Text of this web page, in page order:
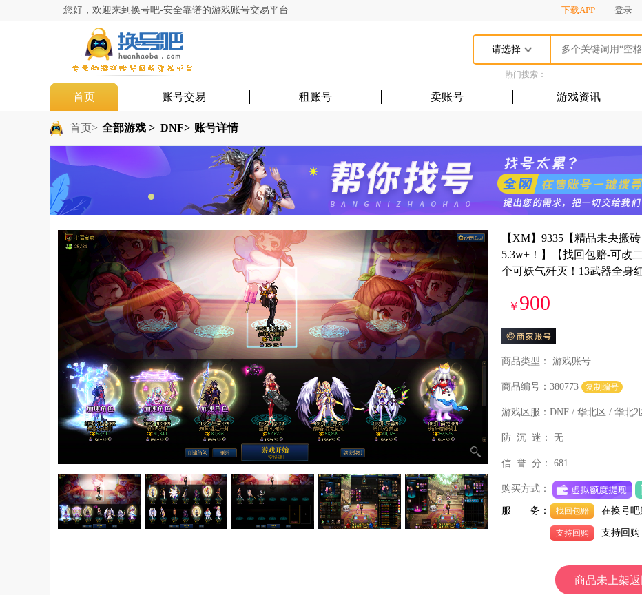
您好，欢迎来到换号吧-安全靠谱的游戏账号交易平台 下载APP 登录
请选择
热门搜索：
首页 账号交易 租账号 卖账号 游戏资讯
首页> 全部游戏 > DNF> 账号详情
【XM】9335【精品未央搬
5.3w+！】【找回包赔-可改
个可妖气歼灭！13武器全身
￥ 900
商品类型： 游戏账号
商品编号：380773 复制编号
游戏区服： DNF / 华北区 / 华北2
防 沉 迷： 无
信 誉 分： 681
购买方式：
服 务： 找回包赔 在换号
支持回购 支持回
商品未上架